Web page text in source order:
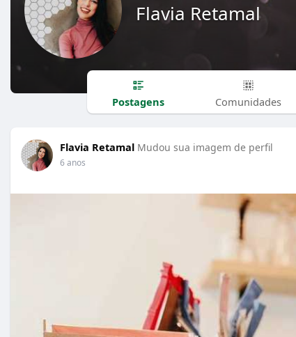
Flavia Retamal
Postagens Comunidades
Flavia Retamal Mudou sua imagem de perfil
6 anos